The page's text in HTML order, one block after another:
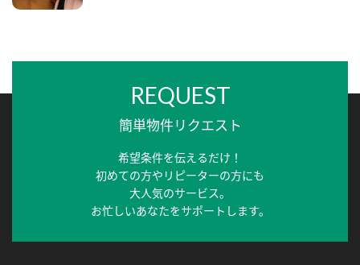
REQUEST
簡単物件リクエスト
希望条件を伝えるだけ！
初めての方やリピーターの方にも
大人気のサービス。
お忙しいあなたをサポートします。